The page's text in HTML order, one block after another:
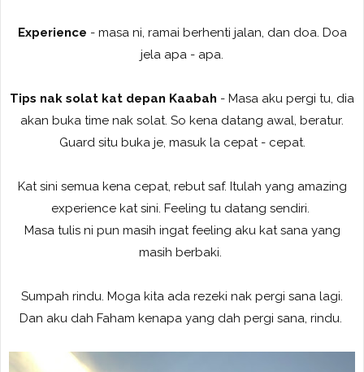
Experience - masa ni, ramai berhenti jalan, dan doa. Doa
jela apa - apa.
Tips nak solat kat depan Kaabah - Masa aku pergi tu, dia
akan buka time nak solat. So kena datang awal, beratur.
Guard situ buka je, masuk la cepat - cepat.
Kat sini semua kena cepat, rebut saf. Itulah yang amazing
experience kat sini. Feeling tu datang sendiri.
Masa tulis ni pun masih ingat feeling aku kat sana yang
masih berbaki.
Sumpah rindu. Moga kita ada rezeki nak pergi sana lagi.
Dan aku dah Faham kenapa yang dah pergi sana, rindu.